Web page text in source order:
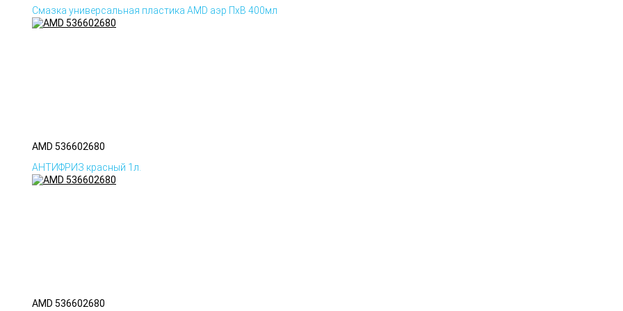
Смазка универсальная пластика AMD аэр ПхВ 400мл
AMD 536602680
АНТИФРИЗ красный 1л.
AMD 536602680